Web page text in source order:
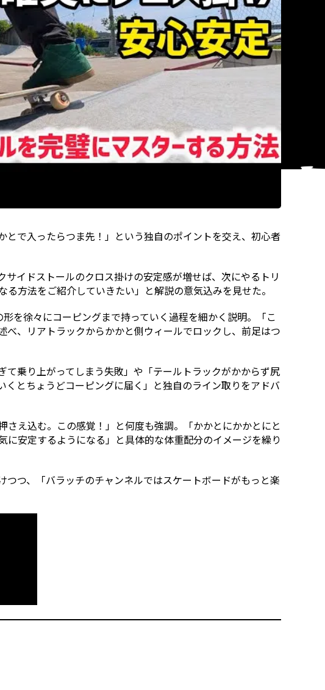
にクロス掛けで出来るようになる方法
で入ったらつま先！」という独自のポイントを交え、初心者
イドストールのクロス掛けの安定感が増せば、次にやるトリ
方法をご紹介していきたい」と解説の意気込みを見せた。
を徐々にコーピングまで持っていく過程を細かく説明。「こ
、リアトラックからかかと側ウィールでロックし、前足はつ
乗り上がってしまう失敗」や「テールトラックがかからず尻
とちょうどコーピングに届く」と独自のライン取りをアドバ
え込む。この感覚！」と何度も強調。「かかとにかかとにと
安定するようになる」と具体的な体重配分のイメージを繰り
つ、「バラッチのチャンネルではスケートボードがもっと楽